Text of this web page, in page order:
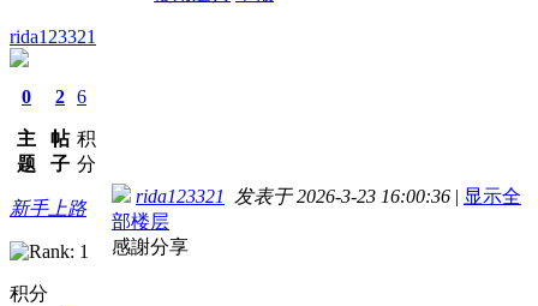
rida123321
0
主
题
2
帖
子
6
积
分
新手上路
积分
rida123321 发表于 2026-3-23 16:00:36 | 显示全
部楼层
感謝分享